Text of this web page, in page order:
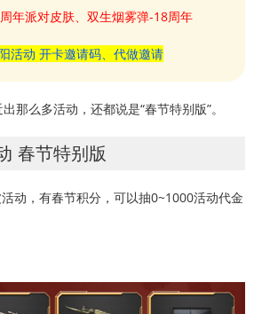
年派对皮肤、双生烟雾弹-18周年
活动 开卡邀请码、代做邀请
那么多活动，还都说是“春节特别版”。
春节特别版
动，有春节积分，可以抽0~1000活动代金